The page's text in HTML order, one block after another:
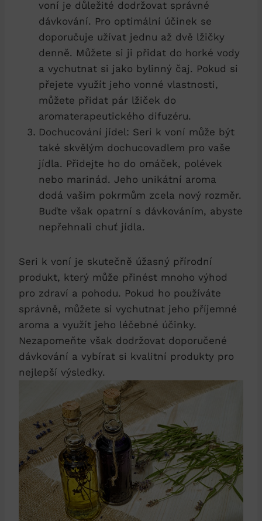
voní je důležité dodržovat správné
dávkování. Pro optimální účinek se
doporučuje užívat jednu až dvě lžičky
denně. Můžete si ji přidat do horké vody
a vychutnat si jako bylinný čaj. Pokud si
přejete využít jeho vonné vlastnosti,
můžete přidat pár lžiček do
aromaterapeutického difuzéru.
Dochucování jídel: Seri k voní může být
také skvělým dochucovadlem pro vaše
jídla. Přidejte ho do omáček, polévek
nebo marinád. Jeho unikátní aroma
dodá vašim pokrmům zcela nový rozměr.
Buďte však opatrní s dávkováním, abyste
nepřehnali chuť jídla.
Seri k voní je skutečně úžasný přírodní
produkt, který může přinést mnoho výhod
pro zdraví a pohodu. Pokud ho používáte
správně, můžete si vychutnat jeho příjemné
aroma a využít jeho léčebné účinky.
Nezapomeňte však dodržovat doporučené
dávkování a vybírat si kvalitní produkty pro
nejlepší výsledky.